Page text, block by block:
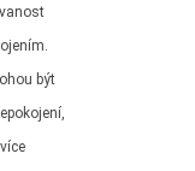
být